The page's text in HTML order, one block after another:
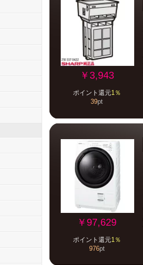
￥3,943
ポイント還元1％
39pt
￥97,629
ポイント還元1％
976pt